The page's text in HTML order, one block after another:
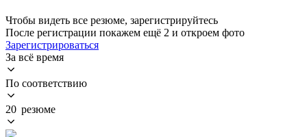
Чтобы видеть все резюме, зарегистрируйтесь
После регистрации покажем ещё 2 и откроем фото
Зарегистрироваться
За всё время
По соответствию
20 резюме